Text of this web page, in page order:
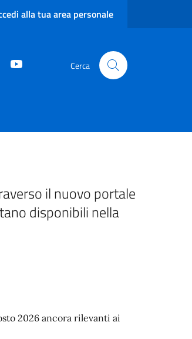
alla tua area personale
Facebook Cerca
il nuovo portale
disponibili nella
2026 ancora rilevanti ai